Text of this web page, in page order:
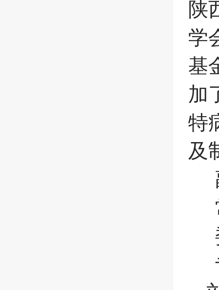
陕
学
基
加
特
及